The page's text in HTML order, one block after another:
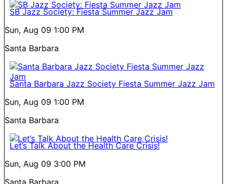
SB Jazz Society: Fiesta Summer Jazz Jam
Sun, Aug 09 1:00 PM
Santa Barbara
Santa Barbara Jazz Society Fiesta Summer Jazz Jam
Sun, Aug 09 1:00 PM
Santa Barbara
Let’s Talk About the Health Care Crisis!
Sun, Aug 09 3:00 PM